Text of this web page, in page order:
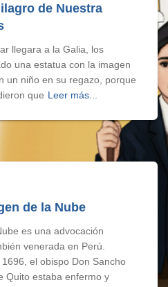
de Nuestra
llegara a la Galia, los
una estatua con la imagen
un niño en su regazo, porque
que Leer más...
de la Nube
es una advocación
venerada en Perú.
el obispo Don Sancho
Quito estaba enfermo y